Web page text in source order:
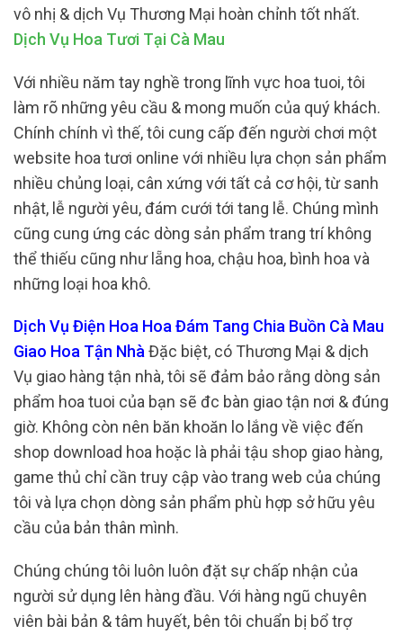
vô nhị & dịch Vụ Thương Mại hoàn chỉnh tốt nhất.
Dịch Vụ Hoa Tươi Tại Cà Mau
Với nhiều năm tay nghề trong lĩnh vực hoa tuoi, tôi
làm rõ những yêu cầu & mong muốn của quý khách.
Chính chính vì thế, tôi cung cấp đến người chơi một
website hoa tươi online với nhiều lựa chọn sản phẩm
nhiều chủng loại, cân xứng với tất cả cơ hội, từ sanh
nhật, lễ người yêu, đám cưới tới tang lễ. Chúng mình
cũng cung ứng các dòng sản phẩm trang trí không
thể thiếu cũng như lẵng hoa, chậu hoa, bình hoa và
những loại hoa khô.
Dịch Vụ Điện Hoa Hoa Đám Tang Chia Buồn Cà Mau
Giao Hoa Tận Nhà Đặc biệt, có Thương Mại & dịch
Vụ giao hàng tận nhà, tôi sẽ đảm bảo rằng dòng sản
phẩm hoa tuoi của bạn sẽ đc bàn giao tận nơi & đúng
giờ. Không còn nên băn khoăn lo lắng về việc đến
shop download hoa hoặc là phải tậu shop giao hàng,
game thủ chỉ cần truy cập vào trang web của chúng
tôi và lựa chọn dòng sản phẩm phù hợp sở hữu yêu
cầu của bản thân mình.
Chúng chúng tôi luôn luôn đặt sự chấp nhận của
người sử dụng lên hàng đầu. Với hàng ngũ chuyên
viên bài bản & tâm huyết, bên tôi chuẩn bị bổ trợ